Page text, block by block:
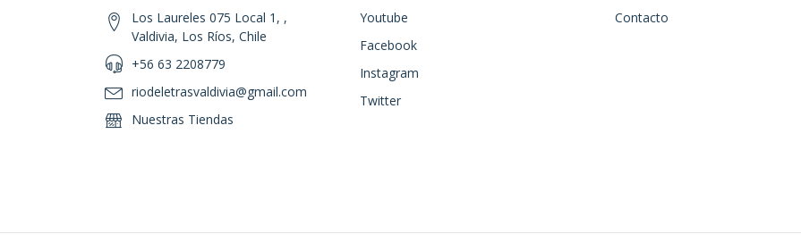
Los Laureles 075 Local 1, ,
Valdivia, Los Ríos, Chile
+56 63 2208779
riodeletrasvaldivia@gmail.com
Nuestras Tiendas
Youtube
Facebook
Instagram
Twitter
Contacto